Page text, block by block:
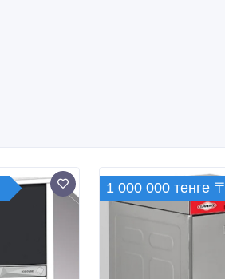
1 000 000 тенге 〒